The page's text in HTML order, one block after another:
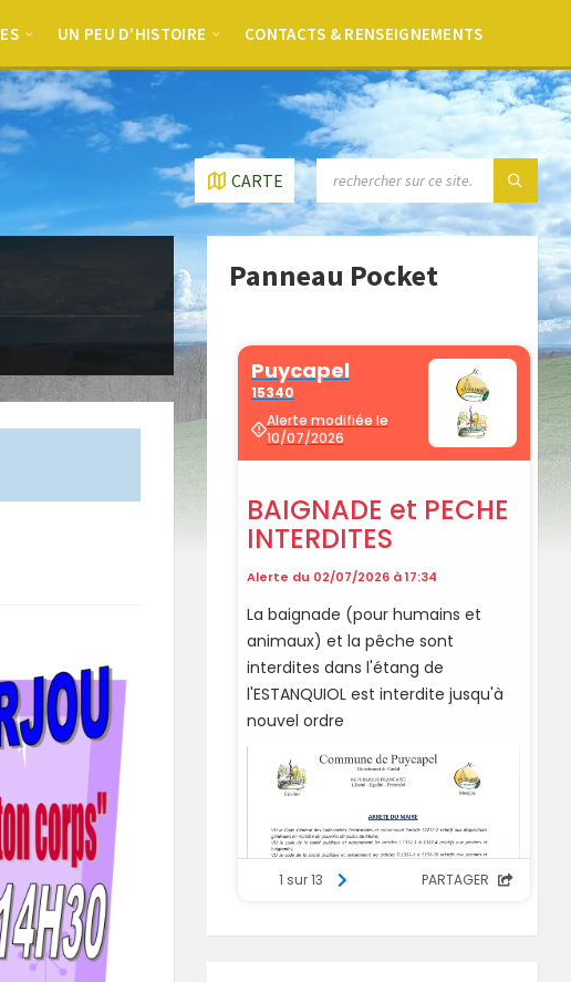
UN PEU D’HISTOIRE CONTACTS & RENSEIGNEMENTS
CARTE
Panneau Pocket